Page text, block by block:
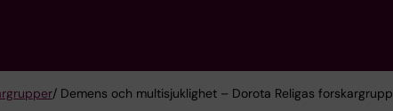
/ Demens och multisjuklighet – Dorota Religas forskargrupp